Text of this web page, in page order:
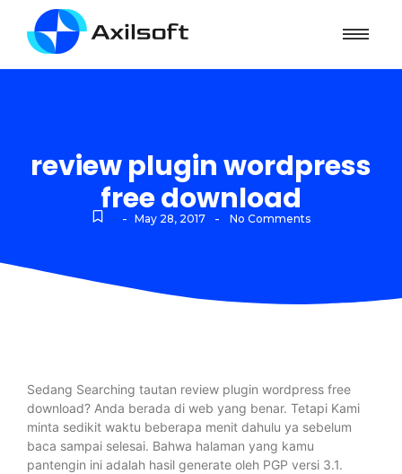
review plugin wordpress
free download
- May 28, 2017 - No Comments
Sedang Searching tautan review plugin wordpress free
download? Anda berada di web yang benar. Tetapi Kami
minta sedikit waktu beberapa menit dahulu ya sebelum
baca sampai selesai. Bahwa halaman yang kamu
pantengin ini adalah hasil generate oleh PGP versi 3.1.